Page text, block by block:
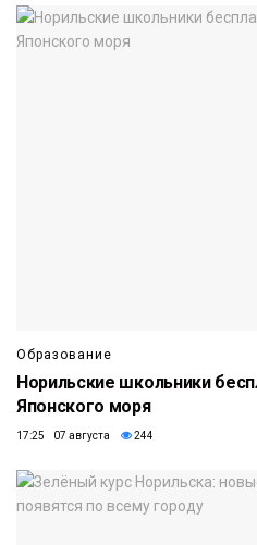
Образование
Норильские школьники
Японского моря
17:25 07 августа 244